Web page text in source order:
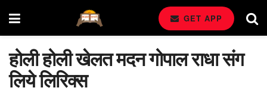
GET APP
होली होली खेलत मदन गोपाल राधा संग
लिये लिरिक्स